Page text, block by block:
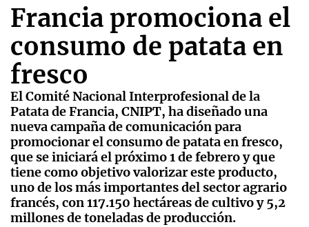
Francia promociona el
consumo de patata en
fresco
El Comité Nacional Interprofesional de la
Patata de Francia, CNIPT, ha diseñado una
nueva campaña de comunicación para
promocionar el consumo de patata en fresco,
que se iniciará el próximo 1 de febrero y que
tiene como objetivo valorizar este producto,
uno de los más importantes del sector agrario
francés, con 117.150 hectáreas de cultivo y 5,2
millones de toneladas de producción.